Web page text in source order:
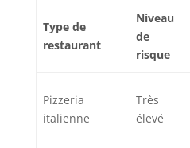
Type de
restaurant
Niveau
de
risque
Pizzeria
italienne
Très
élevé